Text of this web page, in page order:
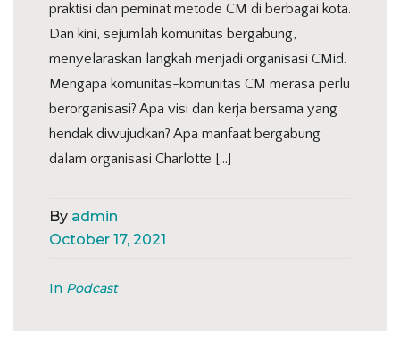
praktisi dan peminat metode CM di berbagai kota.
Dan kini, sejumlah komunitas bergabung,
menyelaraskan langkah menjadi organisasi CMid.
Mengapa komunitas-komunitas CM merasa perlu
berorganisasi? Apa visi dan kerja bersama yang
hendak diwujudkan? Apa manfaat bergabung
dalam organisasi Charlotte […]
By admin
October 17, 2021
In Podcast